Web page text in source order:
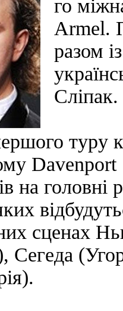
го
Armel.
разом
Сліпак.
туру
Davenport
на головні
сценах
Сегеда